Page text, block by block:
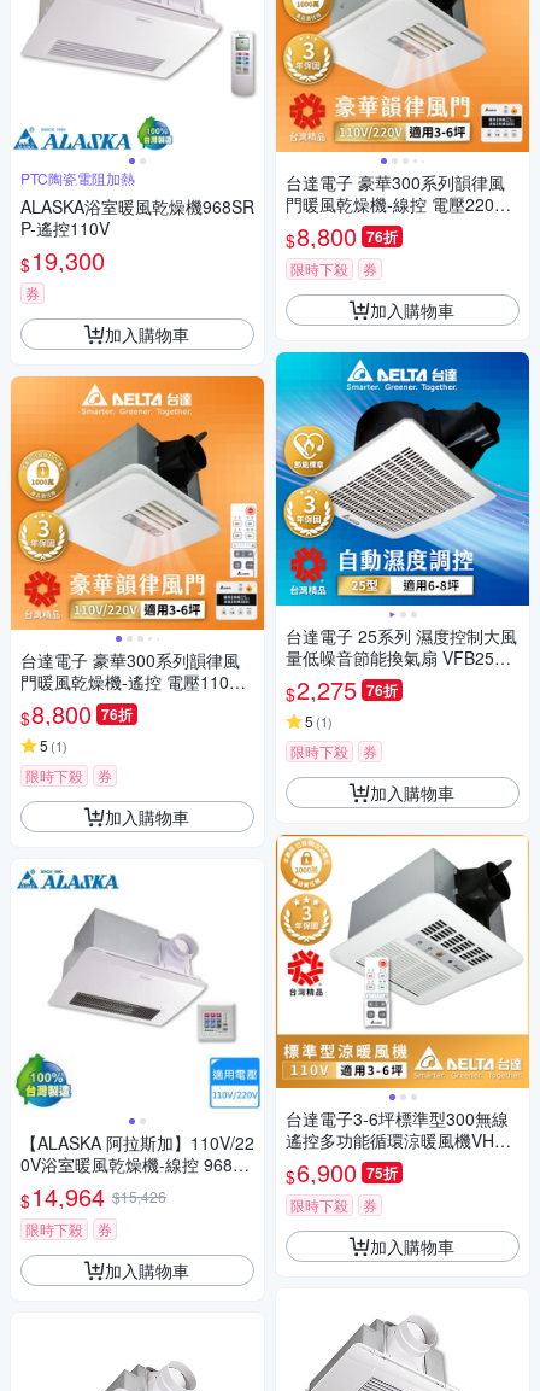
PTC陶瓷電阻加熱
ALASKA浴室暖風乾燥機968SR
P-遙控110V
$19,300
券
加入購物車
台達電子 豪華300系列韻律風
門暖風乾燥機-遙控 電壓110V/2
20V VHB30ACMRT-A/VHB30B
CMRT-A/VHB30ACMT-AD/VH
B30BCMT-AD
$8,800 76折
5 (1)
限時下殺 券
加入購物車
【ALASKA 阿拉斯加】110V/22
0V浴室暖風乾燥機-線控 968SK
N〈不含安裝〉
$14,964 $15,426
限時下殺
券
加入購物車
台達電子 豪華300系列韻律風
門暖風乾燥機-線控 電壓220V
(VHB30BCMT-AD)
$8,800 76折
限時下殺 券
加入購物車
台達電子 25系列 濕度控制大風
量低噪音節能換氣扇 VFB25AE
HT
$2,275 76折
5 (1)
限時下殺 券
加入購物車
台達電子3-6坪標準型300無線
遙控多功能循環涼暖風機VHB3
0ACRT-B
$6,900 75折
限時下殺 券
加入購物車